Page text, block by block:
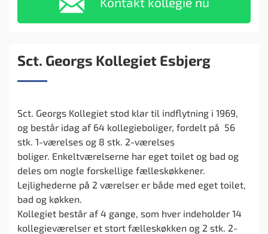
Sct. Georgs Kollegiet Esbjerg
Sct. Georgs Kollegiet stod klar til indflytning i 1969,
og består idag af 64 kollegieboliger, fordelt på 56
stk. 1-værelses og 8 stk. 2-værelses
boliger. Enkeltværelserne har eget toilet og bad og
deles om nogle forskellige fælleskøkkener.
Lejlighederne på 2 værelser er både med eget toilet,
bad og køkken.
Kollegiet består af 4 gange, som hver indeholder 14
kollegieværelser et stort fælleskøkken og 2 stk. 2-